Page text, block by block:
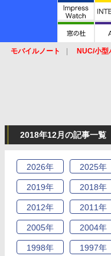
モバイルノート NUC/小型
2018年12月の記事一覧
2026年 2025年
2019年 2018年
2012年 2011年
2005年 2004年
1998年 1997年